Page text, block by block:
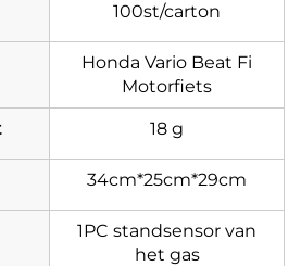
100st/carton
Honda Vario Beat Fi
Motorfiets
18 g
34cm*25cm*29cm
1PC standsensor van
het gas